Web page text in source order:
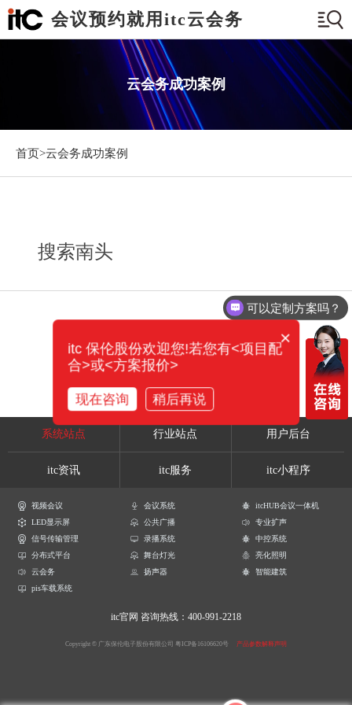
会议预约就用itc云会务
云会务成功案例
首页>云会务成功案例
搜索南头
系统站点 行业站点 用户后台
itc资讯 itc服务 itc小程序
视频会议 会议系统
itcHUB会议一体机
LED显示屏
公共广播
专业扩声
信号传输管理
录播系统
中控系统
分布式平台
舞台灯光
亮化照明
云会务
扬声器
智能建筑
pis车载系统
itc官网 咨询热线：400-991-2218
Copyright © 广东保伦电子股份有限公司 粤ICP备16106620号 产品参数解释声明
可以定制方案吗？
×
itc 保伦股份欢迎您!若您有<项目配
合>或<方案报价>
现在咨询 稍后再说